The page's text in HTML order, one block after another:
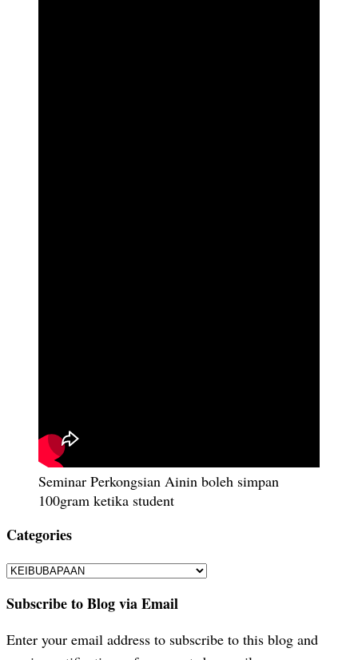
Seminar Perkongsian Ainin boleh simpan
100gram ketika student
Categories
Categories
Subscribe to Blog via Email
Enter your email address to subscribe to this blog and